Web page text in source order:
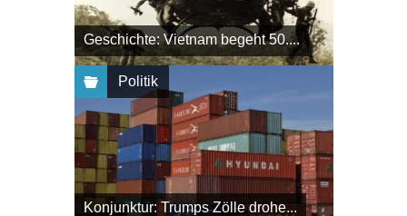
Geschichte: Vietnam begeht 50....
Politik
Konjunktur: Trumps Zölle drohe...